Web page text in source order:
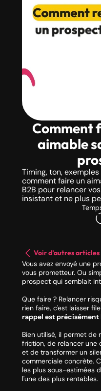
Comment
aimable
Timing, ton,
comment faire un
B2B pour relancer
insistant et ne plus
Voir d’autres articles
Vous avez envoyé une
vous prometteur. Ou
prospect qui semblait
Que faire ? Relancer
rien faire, c'est laisser
rappel est précisément
Bien utilisé, il permet de
friction, de relancer une
et de transformer un
commerciale concrète.
les plus sous-estimées
l'une des plus rentables.